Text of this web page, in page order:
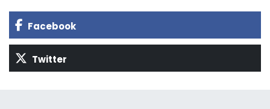
Facebook
Twitter